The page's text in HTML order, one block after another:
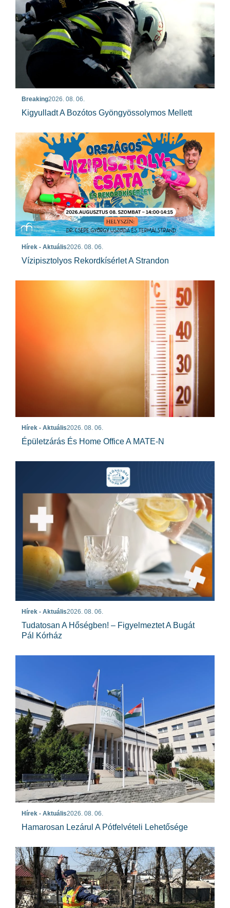
Breaking2026. 08. 06.
Kigyulladt A Bozótos Gyöngyössolymos Mellett
Hírek - Aktuális2026. 08. 06.
Vízipisztolyos Rekordkísérlet A Strandon
Hírek - Aktuális2026. 08. 06.
Épületzárás És Home Office A MATE-N
Hírek - Aktuális2026. 08. 06.
Tudatosan A Hőségben! – Figyelmeztet A Bugát
Pál Kórház
Hírek - Aktuális2026. 08. 06.
Hamarosan Lezárul A Pótfelvételi Lehetősége